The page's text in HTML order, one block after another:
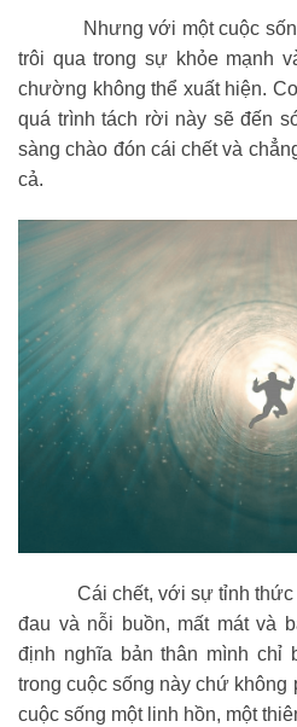
Nhưng với một cuộc sống
trôi qua trong sự khỏe mạnh
chường không thể xuất hiện.
quá trình tách rời này sẽ đến
sàng chào đón cái chết và
cả.
Cái chết, với sự tỉnh thức
đau và nỗi buồn, mất mát và
định nghĩa bản thân mình chỉ
trong cuộc sống này chứ
cuộc sống một linh hồn, một